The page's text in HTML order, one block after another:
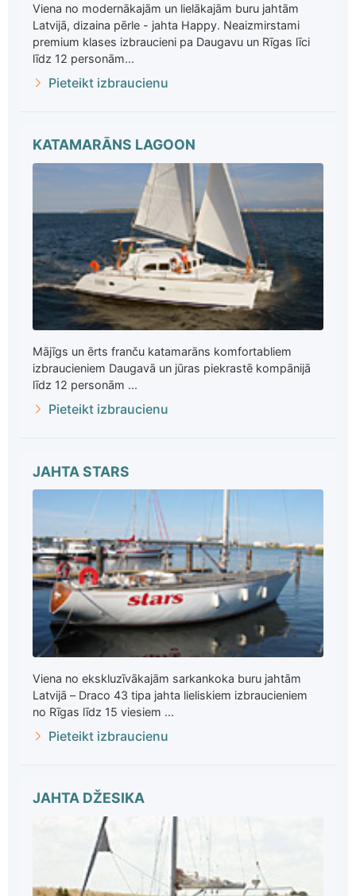
Viena no modernākajām un lielākajām buru jahtām
Latvijā, dizaina pērle - jahta Happy. Neaizmirstami
premium klases izbraucieni pa Daugavu un Rīgas līci
līdz 12 personām...
Pieteikt izbraucienu
KATAMARĀNS LAGOON
Mājīgs un ērts franču katamarāns komfortabliem
izbraucieniem Daugavā un jūras piekrastē kompānijā
līdz 12 personām ...
Pieteikt izbraucienu
JAHTA STARS
Viena no ekskluzīvākajām sarkankoka buru jahtām
Latvijā – Draco 43 tipa jahta lieliskiem izbraucieniem
no Rīgas līdz 15 viesiem ...
Pieteikt izbraucienu
JAHTA DŽESIKA